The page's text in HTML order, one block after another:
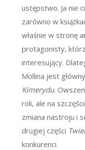
ustępstwo. Ja nie
zarówno w
właśnie w stronę
protagonisty,
interesujący.
Mollina jest
Kimerydu.
roli, ale na
zmiana nastroju i
drugiej części
konkurenci.